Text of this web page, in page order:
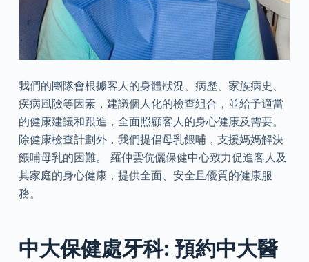
我們的團隊會根據客人的身體狀況、病歷、家族病史、
疾病風險等因素，建議個人化的檢查組合，並給予適當
的健康建議和跟進，全面照顧客人的身心健康及需要。
除健康檢查計劃外，我們提倡母乳餵哺，支援媽媽解決
餵哺母乳的困難。 羅仲雲伉儷保健中心致力促進客人及
其家庭的身心健康，提供全面、安全且優質的健康服
務。
中大保健處牙科: 預約中大醫